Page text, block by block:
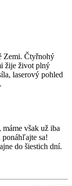
Zemi. Čtyřnohý
žije život plný
laserový pohled
však už iba
sa!
do šiestich dní.